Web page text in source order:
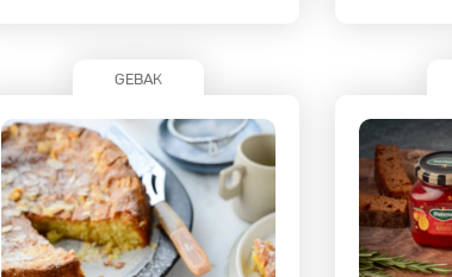
GEBAK